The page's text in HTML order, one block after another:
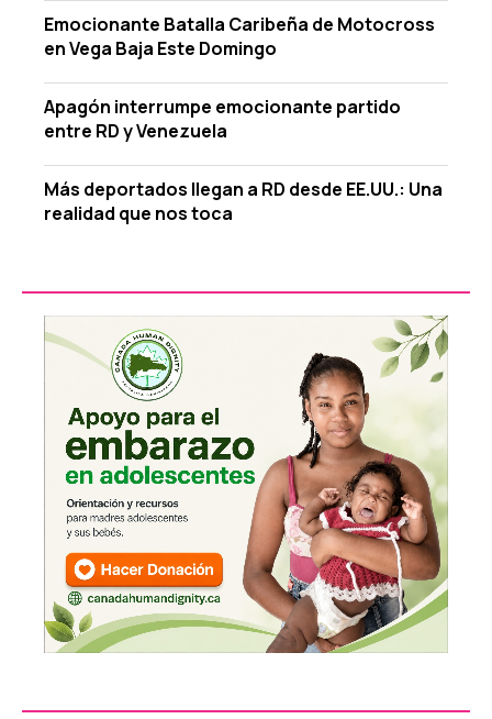
Emocionante Batalla Caribeña de Motocross
en Vega Baja Este Domingo
Apagón interrumpe emocionante partido
entre RD y Venezuela
Más deportados llegan a RD desde EE.UU.: Una
realidad que nos toca